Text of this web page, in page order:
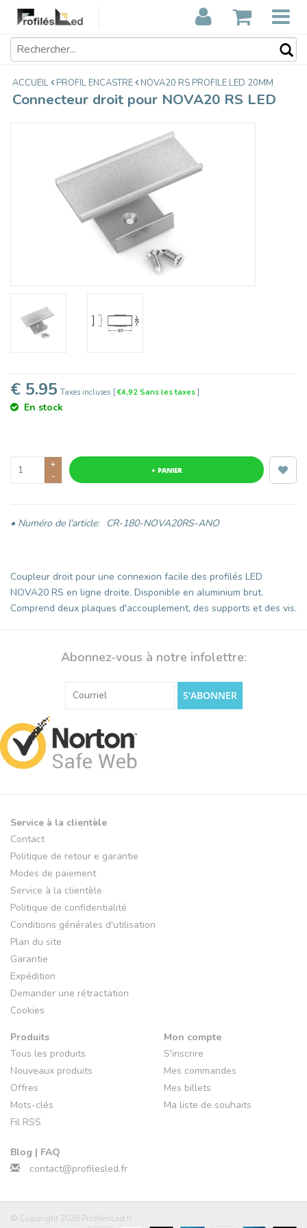
Connecteur droit pour NOVA20 RS
LED
€5,95
ACCUEIL PROFIL ENCASTRE NOVA20 RS PROFILE LED 20MM
Connecteur droit pour NOVA20 RS LED
€ 5.95 Taxes incluses [€4,92 Sans les taxes]
En stock
+
-
+ PANIER
• Numéro de l'article: CR-180-NOVA20RS-ANO
Coupleur droit pour une connexion facile des profilés LED
NOVA20 RS en ligne droite. Disponible en aluminium brut.
Comprend deux plaques d'accouplement, des supports et des vis.
Abonnez-vous à notre infolettre:
S'ABONNER
Service à la clientèle
Contact
Politique de retour e garantie
Modes de paiement
Service à la clientèle
Politique de confidentialité
Conditions générales d'utilisation
Plan du site
Garantie
Expédition
Demander une rétractation
Cookies
Produits
Tous les produits
Nouveaux produits
Offres
Mots-clés
Fil RSS
Blog | FAQ
Mon compte
S'inscrire
Mes commandes
Mes billets
Ma liste de souhaits
contact@profilesled.fr
© Copyright 2026 ProfilesLed.fr